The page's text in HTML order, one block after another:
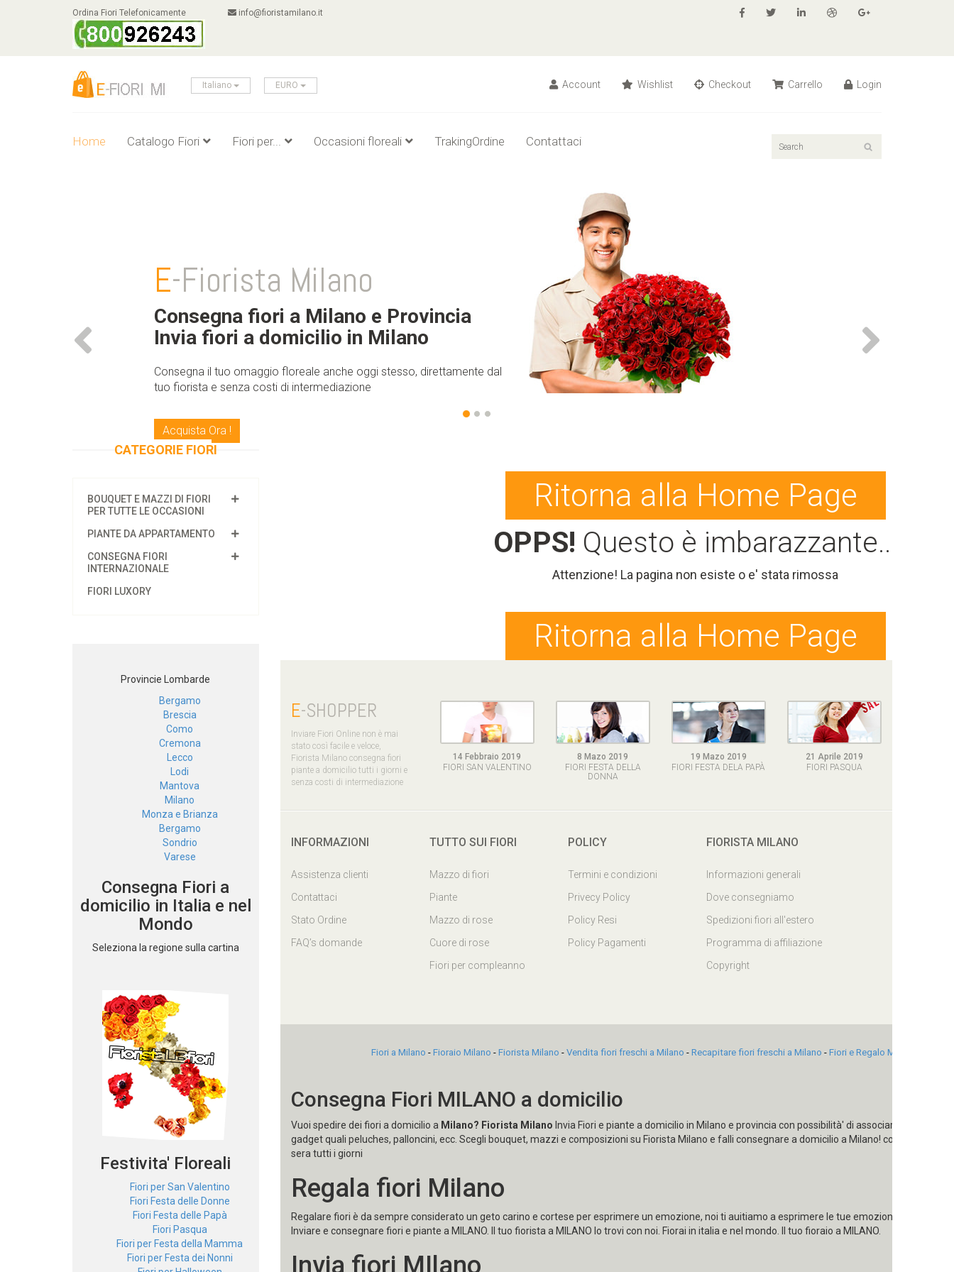
Ordina Fiori Telefonicamente info@fioristamilano.it
Italiano EURO Account Wishlist Checkout Carrello Login
Home Catalogo Fiori Fiori per... Occasioni floreali TrakingOrdine Contattaci
E-Fiorista Milano
Consegna fiori a Milano e Provincia
Invia fiori a domicilio in Milano
Consegna il tuo omaggio floreale anche oggi stesso, direttamente dal
tuo fiorista e senza costi di intermediazione
Acquista Ora !
CATEGORIE FIORI
BOUQUET E MAZZI DI FIORI
PER TUTTE LE OCCASIONI
PIANTE DA APPARTAMENTO
CONSEGNA FIORI
INTERNAZIONALE
FIORI LUXORY
Provincie Lombarde
Bergamo
Brescia
Como
Cremona
Lecco
Lodi
Mantova
Milano
Monza e Brianza
Bergamo
Sondrio
Varese
Consegna Fiori a
domicilio in Italia e nel
Mondo
Seleziona la regione sulla cartina
Festivita' Floreali
Fiori per San Valentino
Fiori Festa delle Donne
Fiori Festa delle Papà
Fiori Pasqua
Fiori per Festa della Mamma
Fiori per Festa dei Nonni
Ritorna alla Home Page
OPPS! Questo è imbarazzante...
Attenzione! La pagina non esiste o e' stata rimossa
Ritorna alla Home Page
E-SHOPPER
Inviare Fiori Online non è mai
stato così facile e veloce,
Fiorista Milano consegna fiori
piante a domicilio tutti i giorni e
senza costi di intermediazione
14 Febbraio 2019
FIORI SAN VALENTINO
8 Mazo 2019
FIORI FESTA DELLA
DONNA
19 Mazo 2019
FIORI FESTA DELA PAPÀ
21 Aprile 2019
FIORI PASQUA
INFORMAZIONI
Assistenza clienti
Contattaci
Stato Ordine
FAQ’s domande
TUTTO SUI FIORI
Mazzo di fiori
Piante
Mazzo di rose
Cuore di rose
Fiori per compleanno
POLICY
Termini e condizioni
Privecy Policy
Policy Resi
Policy Pagamenti
FIORISTA MILANO
Informazioni generali
Dove consegniamo
Spedizioni fiori all'estero
Programma di affiliazione
Copyright
Fiori a Milano - Fioraio Milano - Fiorista Milano - Vendita fiori freschi a Milano - Recapitare fiori freschi a Milano - Fiori e Regalo Milano
Consegna Fiori MILANO a domicilio
Vuoi spedire dei fiori a domicilio a Milano? Fiorista Milano Invia Fiori e piante a domicilio in Milano e provincia con possibilità' di associare
gadget quali peluches, palloncini, ecc. Scegli bouquet, mazzi e composizioni su Fiorista Milano e falli consegnare a domicilio a Milano! consegnaimo
sera tutti i giorni
Regala fiori Milano
Regalare fiori è da sempre considerato un geto carino e cortese per esprimere un emozione, noi ti auitiamo a esprimere le tue emozioni con un
Inviare e consegnare fiori e piante a MILANO. Il tuo fiorista a MILANO lo trovi con noi. Fiorai in italia e nel mondo. Il tuo fioraio a MILANO.
Invia fiori MIlano